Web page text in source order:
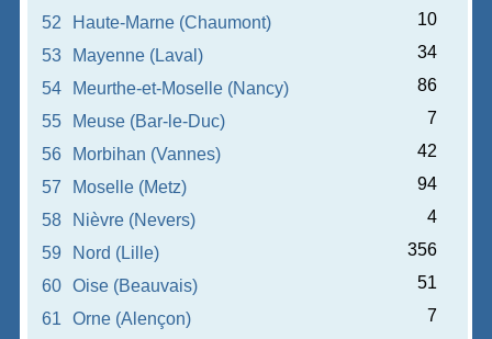
52
Haute-Marne (Chaumont)
10
53
Mayenne (Laval)
34
54
Meurthe-et-Moselle (Nancy)
86
55
Meuse (Bar-le-Duc)
7
56
Morbihan (Vannes)
42
57
Moselle (Metz)
94
58
Nièvre (Nevers)
4
59
Nord (Lille)
356
60
Oise (Beauvais)
51
61
Orne (Alençon)
7